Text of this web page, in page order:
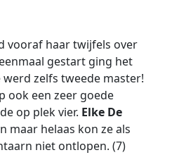
vooraf haar twijfels over
gestart ging het
werd zelfs tweede master!
ook een zeer goede
op plek vier. Elke De
maar helaas kon ze als
niet ontlopen. (7)